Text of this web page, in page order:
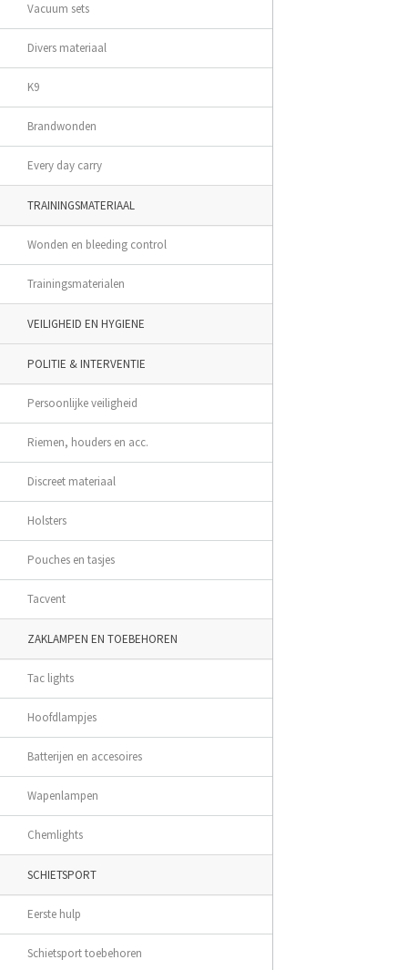
Vacuum sets
Divers materiaal
K9
Brandwonden
Every day carry
TRAININGSMATERIAAL
Wonden en bleeding control
Trainingsmaterialen
VEILIGHEID EN HYGIENE
POLITIE & INTERVENTIE
Persoonlijke veiligheid
Riemen, houders en acc.
Discreet materiaal
Holsters
Pouches en tasjes
Tacvent
ZAKLAMPEN EN TOEBEHOREN
Tac lights
Hoofdlampjes
Batterijen en accesoires
Wapenlampen
Chemlights
SCHIETSPORT
Eerste hulp
Schietsport toebehoren